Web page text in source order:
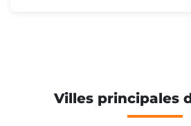
Villes principales